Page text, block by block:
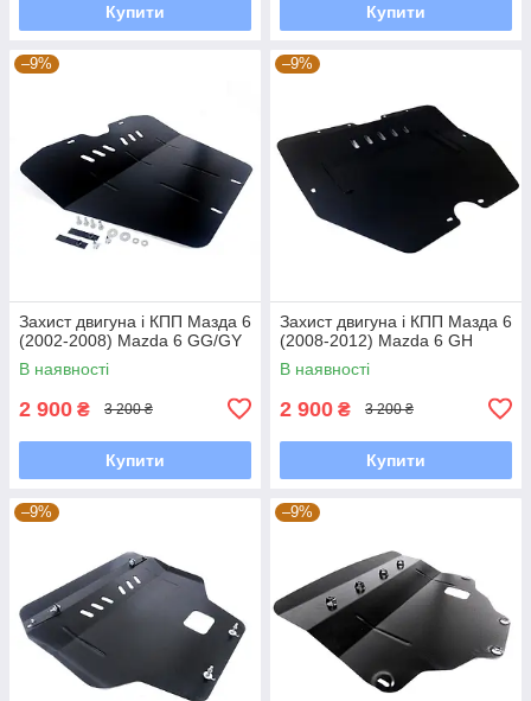
Купити Купити
–9%
Захист двигуна і КПП Мазда 6
(2002-2008) Mazda 6 GG/GY
В наявності
2 900 ₴ 3 200 ₴
Купити
–9%
Захист двигуна і КПП Мазда 6
(2008-2012) Mazda 6 GH
В наявності
2 900 ₴ 3 200 ₴
Купити
–9% –9%